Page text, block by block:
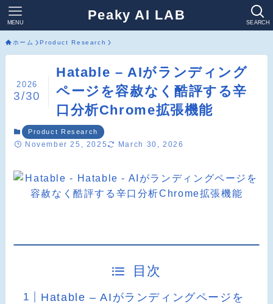
Peaky AI LAB SEARCH
MENU
ホーム Product Research
Hatable – AIがランディング
ページを容赦なく酷評する辛
口分析Chrome拡張機能
2026
3/30
Product Research
November 25, 2025 March 30, 2026
目次
Hatable – AIがランディングページを